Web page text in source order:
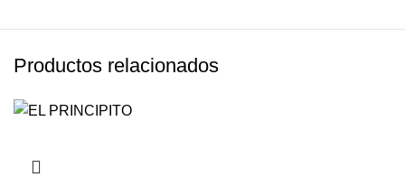
Productos relacionados